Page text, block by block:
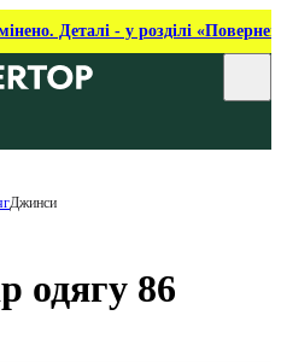
Деталі - у розділі
Джинси
одягу 86